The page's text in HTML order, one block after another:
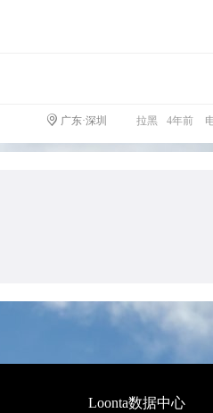
广东·深圳 拉黑 4年前
Loonta数据中心